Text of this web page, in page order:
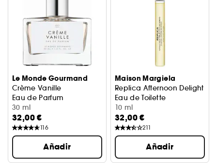
Le Monde Gourmand
Crème Vanille
Eau de Parfum
30 ml
32,00 €
116
Añadir
Maison Margiela
Replica Afternoon Delight
Eau de Toilette
10 ml
32,00 €
211
Añadir